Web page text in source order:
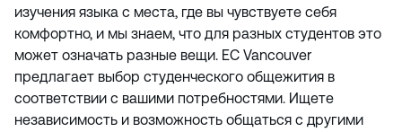
изучения языка с места, где вы чувствуете себя
комфортно, и мы знаем, что для разных студентов это
может означать разные вещи. EC Vancouver
предлагает выбор студенческого общежития в
соответствии с вашими потребностями. Ищете
независимость и возможность общаться с другими